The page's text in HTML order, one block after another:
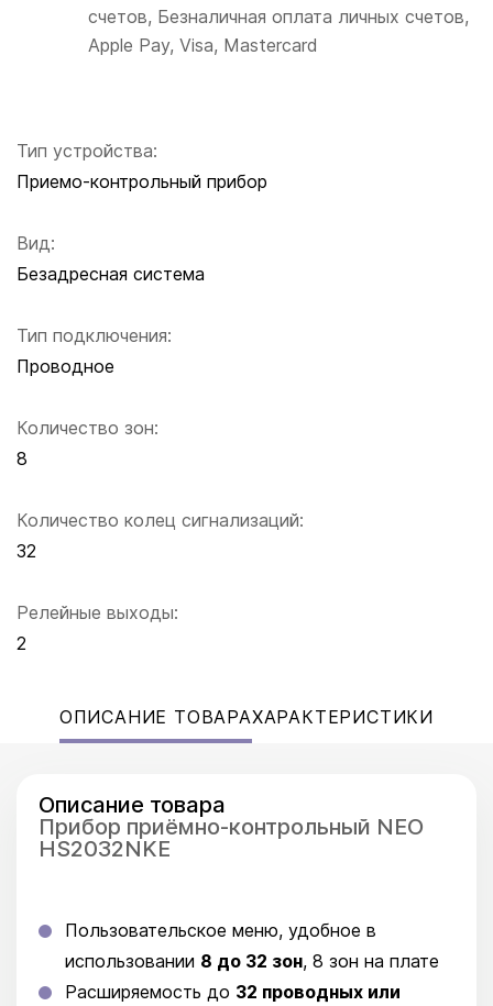
Тип устройства:
Приемо-контрольный прибор
Вид:
Безадресная система
Тип подключения:
Проводное
Количество зон:
8
Количество колец сигнализаций:
32
Релейные выходы:
2
счетов, Безналичная оплата личных счетов,
Apple Pay, Visa, Mastercard
ОПИСАНИЕ ТОВАРАХАРАКТЕРИСТИКИ
Описание товара
Прибор приёмно-контрольный NEO
HS2032NKE
Пользовательское меню, удобное в
использовании 8 до 32 зон, 8 зон на плате
Расширяемость до 32 проводных или